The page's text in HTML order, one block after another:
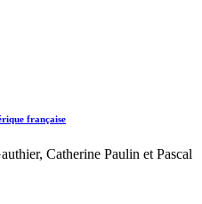
française
Catherine Paulin et Pascal